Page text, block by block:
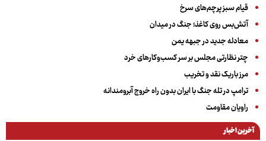
قیام سبز پرچم‌های سرخ
آتش‌بس روی کاغذ؛ جنگ در میدان
معادله جدید در جبهه یمن
چتر نظارتی مجلس بر سر کسب‌وکارهای خرد
مرز باریک نقد و تخریب
ترامپ در تله جنگ با ایران بدون راه خروج آبرومندانه
راویان مقاومت
آخرین اخبار